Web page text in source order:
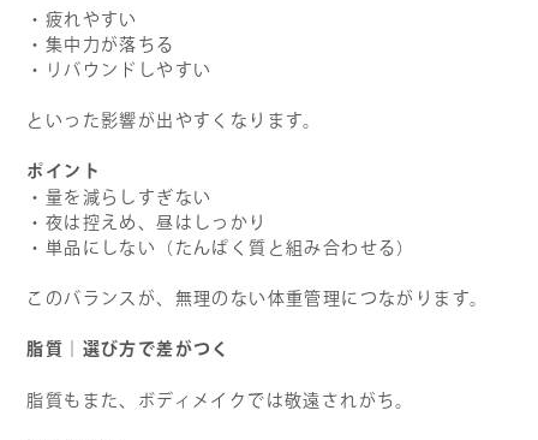
・疲れやすい
・集中力が落ちる
・リバウンドしやすい
といった影響が出やすくなります。
ポイント
・量を減らしすぎない
・夜は控えめ、昼はしっかり
・単品にしない（たんぱく質と組み合わせる）
このバランスが、無理のない体重管理につながります。
脂質｜選び方で差がつく
脂質もまた、ボディメイクでは敬遠されがち。